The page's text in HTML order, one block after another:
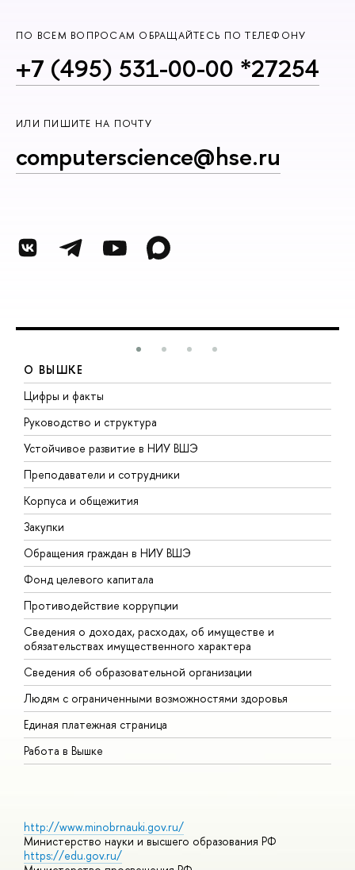
ПО ВСЕМ ВОПРОСАМ ОБРАЩАЙТЕСЬ ПО ТЕЛЕФОНУ
+7 (495) 531-00-00 *27254
ИЛИ ПИШИТЕ НА ПОЧТУ
computerscience@hse.ru
О ВЫШКЕ
Цифры и факты
Руководство и структура
Устойчивое развитие в НИУ ВШЭ
Преподаватели и сотрудники
Корпуса и общежития
Закупки
Обращения граждан в НИУ ВШЭ
Фонд целевого капитала
Противодействие коррупции
Сведения о доходах, расходах, об имуществе и
обязательствах имущественного характера
Сведения об образовательной организации
Людям с ограниченными возможностями здоровья
Единая платежная страница
Работа в Вышке
http://www.minobrnauki.gov.ru/
Министерство науки и высшего образования РФ
https://edu.gov.ru/